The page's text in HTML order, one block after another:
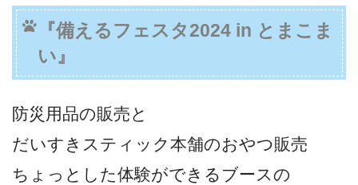
『備えるフェスタ2024 in とまこま
い』
防災用品の販売と
だいすきスティック本舗のおやつ販売
ちょっとした体験ができるブースの